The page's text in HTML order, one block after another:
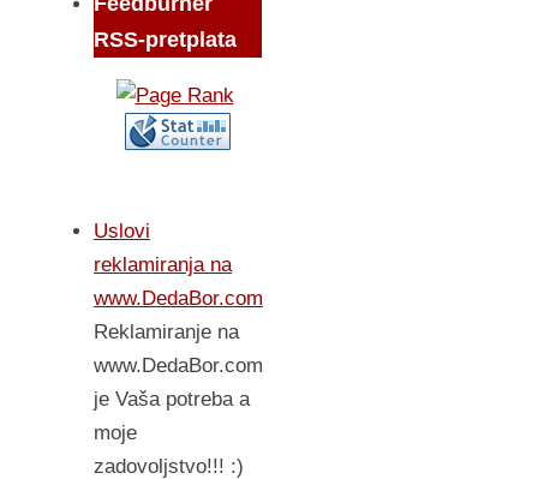
RSS-pretplata
Uslovi
reklamiranja na
www.DedaBor.com
Reklamiranje na
www.DedaBor.com
je Vaša potreba a
moje
zadovoljstvo!!! :)